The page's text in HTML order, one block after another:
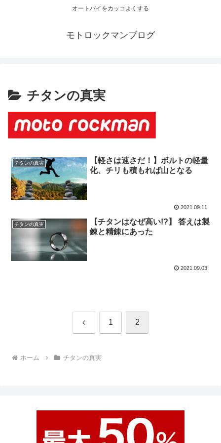
オートバイをカッコよくする
モトロックマンブログ
チタンの真実
チタンの真実
【軽さは速さだ！】ボルトの軽量
化、チリも積もれば山となる
2021.09.11
チタンの真実
【チタンはなぜ高い!?】 答えは製
錬と精錬にあった
2021.09.03
前 1 2
ホーム チタンの真実